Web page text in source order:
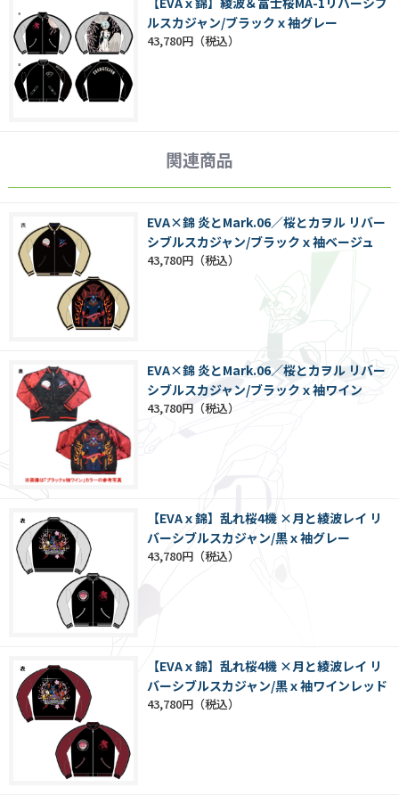
ルスカジャン/ブラックｘ袖グレー
43,780円
関連商品
EVA×錦 炎とMark.06／桜とカヲル リバー
シブルスカジャン/ブラックｘ袖ベージュ
43,780円
EVA×錦 炎とMark.06／桜とカヲル リバー
シブルスカジャン/ブラックｘ袖ワイン
43,780円
【EVAｘ錦】乱れ桜4機 ×月と綾波レイ リ
バーシブルスカジャン/黒ｘ袖グレー
43,780円
【EVAｘ錦】乱れ桜4機 ×月と綾波レイ リ
バーシブルスカジャン/黒ｘ袖ワインレッド
43,780円